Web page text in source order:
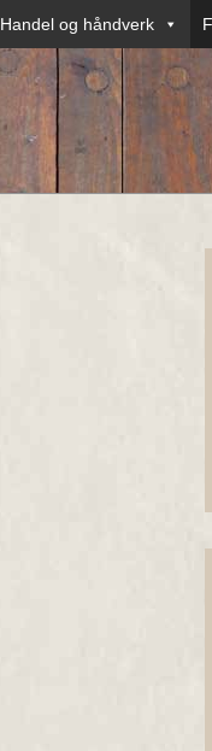
Handel og håndverk